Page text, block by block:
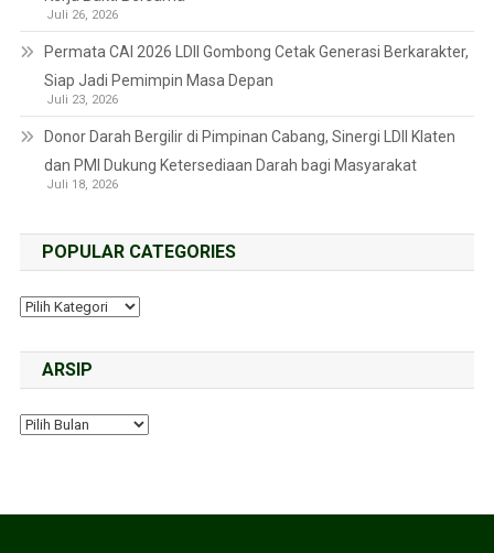
Juli 26, 2026
Permata CAI 2026 LDII Gombong Cetak Generasi Berkarakter,
Siap Jadi Pemimpin Masa Depan
Juli 23, 2026
Donor Darah Bergilir di Pimpinan Cabang, Sinergi LDII Klaten
dan PMI Dukung Ketersediaan Darah bagi Masyarakat
Juli 18, 2026
POPULAR CATEGORIES
ARSIP